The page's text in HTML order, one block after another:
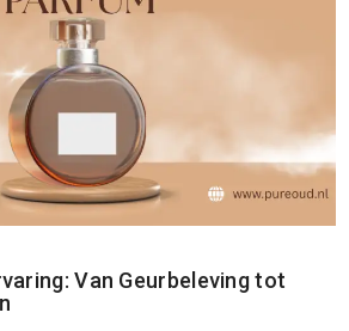
Van Geurbeleving tot